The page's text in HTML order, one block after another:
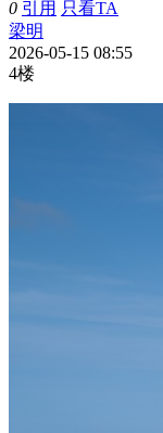
0 引用 只看TA
梁明
2026-05-15 08:55
4楼